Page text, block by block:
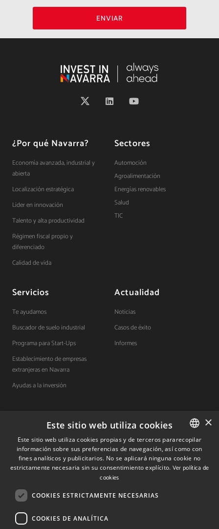
ENVIAR
¿Por qué Navarra?
Economía avanzada, industrial y
abierta
Localización estratégica
Líder en innovación
Talento y alta productividad
Régimen fiscal propio y
diferenciado
Calidad de vida
Sectores
Automoción
Agroalimentación
Energías renovables
Salud
TIC
Servicios
Te ayudamos
Buscador de suelo industrial
Programa para Start-Ups
Establecimiento de empresas
extranjeras en Navarra
Ayudas a la inversión
Actualidad
Noticias
Casos de éxito
Informes
Contacto
Quiénes somos
Cuéntanos tu proyecto
(+34) 848 42 19 42
info@investinnavarra.com
SPANISH
SPANISH
×
Este sitio web utiliza cookies
Este sitio web utiliza cookies propias y de terceros pararecopilar
información sobre sus preferencias de navegación, así como con
fines analíticos y publicitarios. No se aplicará ninguna cookie no
estrictamente necesaria sin su consentimiento explícito. Ver política de
cookies
COOKIES ESTRICTAMENTE NECESARIAS
COOKIES DE ANALÍTICA